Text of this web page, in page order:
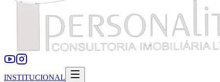
INSTITUCIONAL